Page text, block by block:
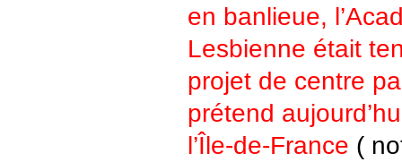
en banlieue,
Lesbienne était
projet de centre
prétend
l’Île-de-France (